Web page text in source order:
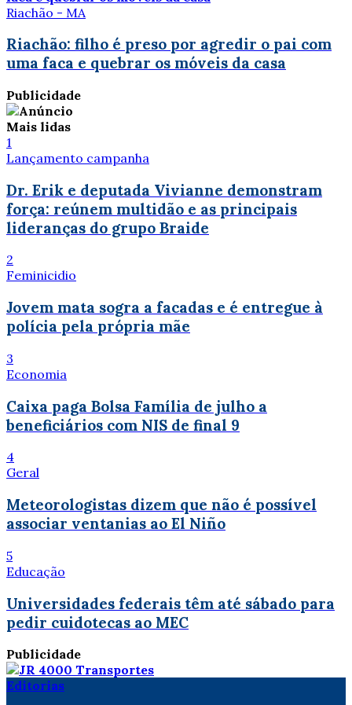
Riachão - MA
Riachão: filho é preso por agredir o pai com
uma faca e quebrar os móveis da casa
Publicidade
Mais lidas
1
Lançamento campanha
Dr. Erik e deputada Vivianne demonstram
força: reúnem multidão e as principais
lideranças do grupo Braide
2
Feminicidio
Jovem mata sogra a facadas e é entregue à
polícia pela própria mãe
3
Economia
Caixa paga Bolsa Família de julho a
beneficiários com NIS de final 9
4
Geral
Meteorologistas dizem que não é possível
associar ventanias ao El Niño
5
Educação
Universidades federais têm até sábado para
pedir cuidotecas ao MEC
Publicidade
Editorias